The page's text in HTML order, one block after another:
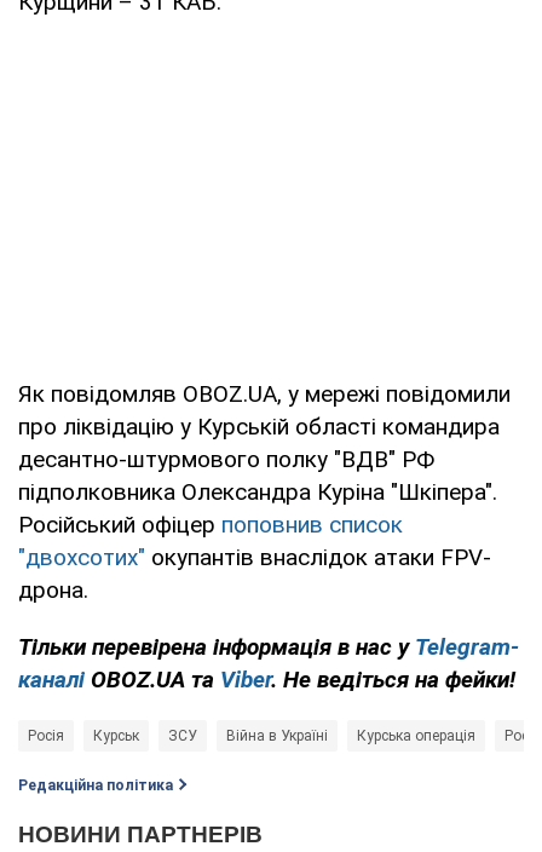
Як повідомляв OBOZ.UA, у мережі повідомили
про ліквідацію у Курській області командира
десантно-штурмового полку "ВДВ" РФ
підполковника Олександра Куріна "Шкіпера".
Російський офіцер поповнив список
"двохсотих" окупантів внаслідок атаки FPV-
дрона.
Тільки перевірена інформація в нас у Telegram-
каналі OBOZ.UA та Viber. Не ведіться на фейки!
Росія Курськ ЗСУ Війна в Україні Курська операція
Редакційна політика